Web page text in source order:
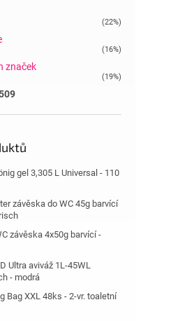
(22%)
(16%)
značek
(19%)
gel 3,305 L Universal - 110
závěska do WC 45g barvící
závěska 4x50g barvící -
Ultra aviváž 1L-45WL
- modrá
Bag XXL 48ks - 2-vr. toaletní